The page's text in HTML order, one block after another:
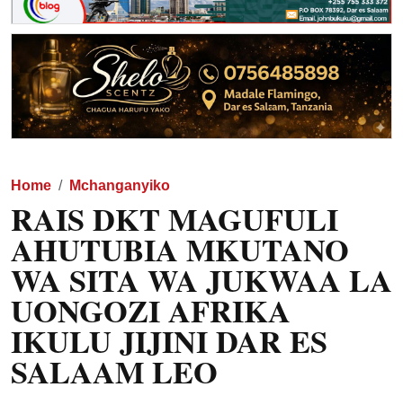
Home Mchanganyiko
RAIS DKT MAGUFULI
AHUTUBIA MKUTANO
WA SITA WA JUKWAA LA
UONGOZI AFRIKA
IKULU JIJINI DAR ES
SALAAM LEO